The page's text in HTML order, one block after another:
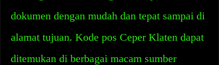
dokumen dengan mudah dan tepat sampai di
alamat tujuan. Kode pos Ceper Klaten dapat
ditemukan di berbagai macam sumber